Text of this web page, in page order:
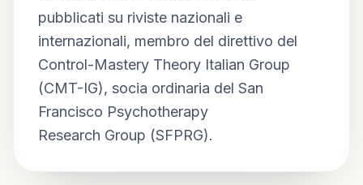
pubblicati su riviste nazionali e
internazionali, membro del direttivo del
Control-Mastery Theory Italian Group
(CMT-IG), socia ordinaria del San
Francisco Psychotherapy
Research Group (SFPRG).